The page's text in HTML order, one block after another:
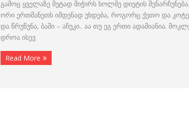
გამოც ყველაზე მეტად მიჭირს ხოლმე დიეტის
ორი ერთმანეთს იმდენად უხდება, როგორც ქეთო და
და წრუწუნა, ბაში – აჩუკი.. აა თუ ეგ ერთი ადამიანია.
დროა ისევ
Read More